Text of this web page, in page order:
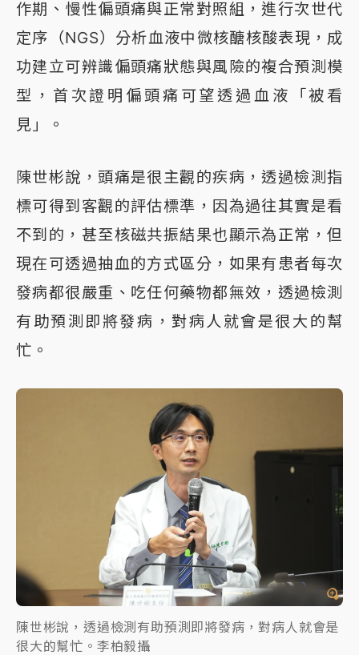
作期、慢性偏頭痛與正常對照組，進行次世代
定序（NGS）分析血液中微核醣核酸表現，成
功建立可辨識偏頭痛狀態與風險的複合預測模
型，首次證明偏頭痛可望透過血液「被看
見」。
陳世彬說，頭痛是很主觀的疾病，透過檢測指
標可得到客觀的評估標準，因為過往其實是看
不到的，甚至核磁共振結果也顯示為正常，但
現在可透過抽血的方式區分，如果有患者每次
發病都很嚴重、吃任何藥物都無效，透過檢測
有助預測即將發病，對病人就會是很大的幫
忙。
陳世彬說，透過檢測有助預測即將發病，對病人就會是
很大的幫忙。李柏毅攝